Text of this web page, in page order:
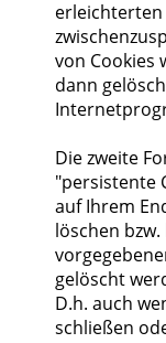
erleichterten
von Cookies
dann
Die zweite
"persistente
auf Ihrem
löschen
gelöscht
D.h. auch
schließen